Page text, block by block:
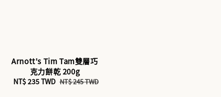
Arnott's Tim Tam雙層巧
克力餅乾 200g
Sale
NT$ 235 TWD Regular
NT$ 245 TWD